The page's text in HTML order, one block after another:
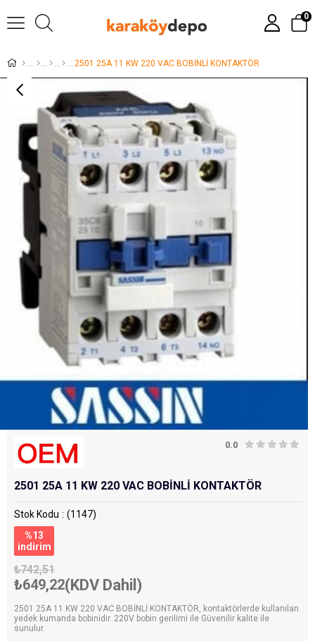
0
2501 25A 11 KW 220 VAC BOBİNLİ KONTAKTÖR
0.0
2501 25A 11 KW 220 VAC BOBİNLİ KONTAKTÖR
Stok Kodu
(1147)
%13
i̇ndirim
₺742,51
₺649,22(KDV Dahil)
2501 25A 11 KW 220 VAC BOBİNLİ KONTAKTÖR, kontaktörlerde kullanılan
yedek kumanda bobinidir. 220V bobin gerilimi ile Güvenilir kalite ile
sunulur.